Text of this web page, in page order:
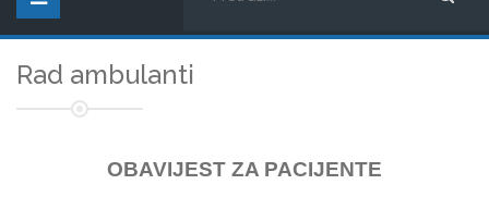
Rad ambulanti
OBAVIJEST ZA PACIJENTE